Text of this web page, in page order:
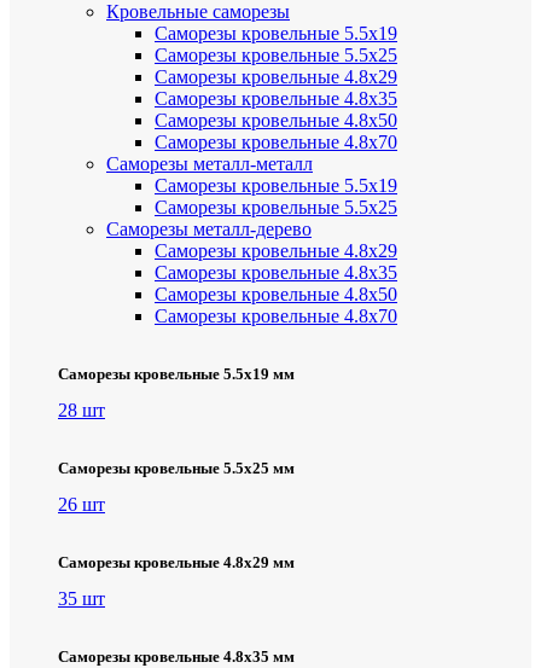
Кровельные саморезы
Саморезы кровельные 5.5х19
Саморезы кровельные 5.5х25
Саморезы кровельные 4.8х29
Саморезы кровельные 4.8х35
Саморезы кровельные 4.8х50
Саморезы кровельные 4.8х70
Саморезы металл-металл
Саморезы кровельные 5.5х19
Саморезы кровельные 5.5х25
Саморезы металл-дерево
Саморезы кровельные 4.8х29
Саморезы кровельные 4.8х35
Саморезы кровельные 4.8х50
Саморезы кровельные 4.8х70
Саморезы кровельные 5.5х19 мм
28 шт
Саморезы кровельные 5.5х25 мм
26 шт
Саморезы кровельные 4.8х29 мм
35 шт
Саморезы кровельные 4.8х35 мм